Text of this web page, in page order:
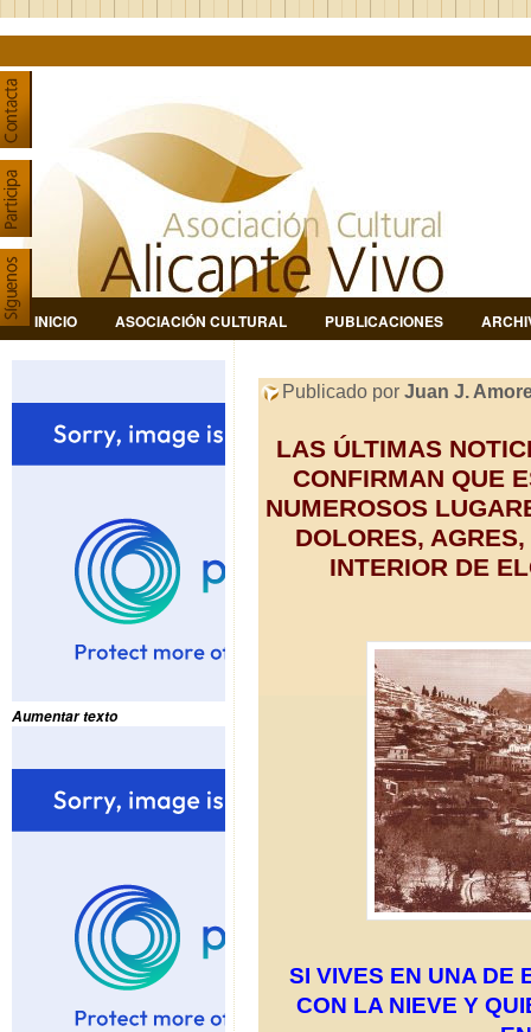
INICIO ASOCIACIÓN CULTURAL PUBLICACIONES
Aumentar texto
Publicado por Juan J.
LAS ÚLTIMAS
CONFIRMAN QUE
NUMEROSOS
DOLORES,
INTERIOR DE
SI VIVES EN UNA
CON LA NIEVE Y